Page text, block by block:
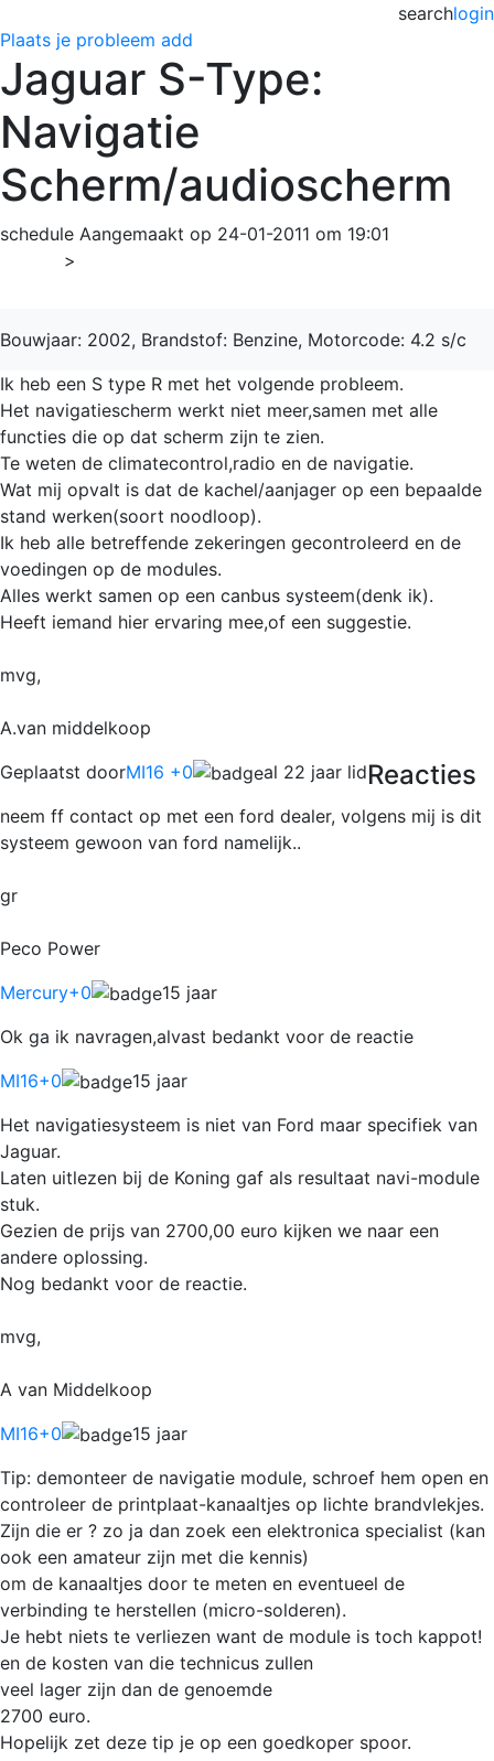
login
search
Plaats je probleem add
Jaguar S-Type:
Navigatie
Scherm/audioscherm
schedule Aangemaakt op 24-01-2011 om 19:01
>
Bouwjaar: 2002, Brandstof: Benzine, Motorcode: 4.2 s/c
Ik heb een S type R met het volgende probleem.
Het navigatiescherm werkt niet meer,samen met alle
functies die op dat scherm zijn te zien.
Te weten de climatecontrol,radio en de navigatie.
Wat mij opvalt is dat de kachel/aanjager op een bepaalde
stand werken(soort noodloop).
Ik heb alle betreffende zekeringen gecontroleerd en de
voedingen op de modules.
Alles werkt samen op een canbus systeem(denk ik).
Heeft iemand hier ervaring mee,of een suggestie.
mvg,
A.van middelkoop
Geplaatst doorMI16 +0 al 22 jaar lidReacties
neem ff contact op met een ford dealer, volgens mij is dit
systeem gewoon van ford namelijk..
gr
Peco Power
Mercury+0
15 jaar
Ok ga ik navragen,alvast bedankt voor de reactie
MI16+0
15 jaar
Het navigatiesysteem is niet van Ford maar specifiek van
Jaguar.
Laten uitlezen bij de Koning gaf als resultaat navi-module
stuk.
Gezien de prijs van 2700,00 euro kijken we naar een
andere oplossing.
Nog bedankt voor de reactie.
mvg,
A van Middelkoop
MI16+0
15 jaar
Tip: demonteer de navigatie module, schroef hem open en
controleer de printplaat-kanaaltjes op lichte brandvlekjes.
Zijn die er ? zo ja dan zoek een elektronica specialist (kan
ook een amateur zijn met die kennis)
om de kanaaltjes door te meten en eventueel de
verbinding te herstellen (micro-solderen).
Je hebt niets te verliezen want de module is toch kappot!
en de kosten van die technicus zullen
veel lager zijn dan de genoemde
2700 euro.
Hopelijk zet deze tip je op een goedkoper spoor.